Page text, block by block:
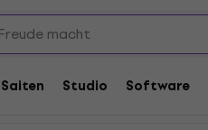
Saiten Studio Software